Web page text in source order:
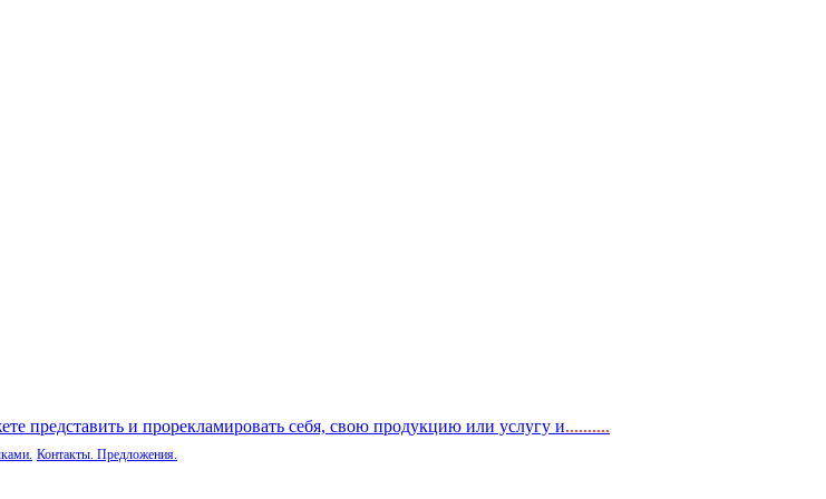
представить и прорекламировать себя, свою продукцию или услугу и..........
Контакты. Предложения.